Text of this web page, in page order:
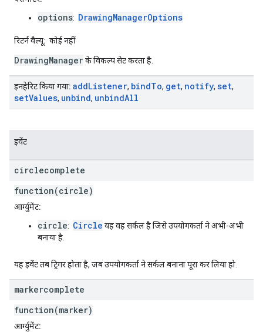
options: DrawingManagerOptions
रिटर्न वैल्यू: कोई नहीं
DrawingManagerके विकल्प सेट करता है.
इनहेरिट किया गया: addListener, bindTo, get, notify, set,
setValues, unbind, unbindAll
इवेंट
circlecomplete
function(circle)
आर्ग्युमेंट:
circle: Circle यह वह सर्कल है जिसे उपयोगकर्ता ने अभी-अभी
बनाया है.
यह इवेंट तब ट्रिगर होता है, जब उपयोगकर्ता ने सर्कल बनाना पूरा कर लिया हो.
markercomplete
function(marker)
आर्ग्युमेंट: